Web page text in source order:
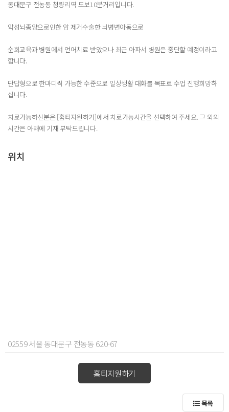
동대문구 전농동 청량리역 도보10분거리입니다.
악성뇌종양으로인한 암 제거수술한 뇌병변아동으로
순회교육과 병원에서 언어치료 받았으나 최근 아파서 병원은 중단할 예정이라고
합니다.
단답형으로 한마디씩 가능한 수준으로 일상생활 대화를 목표로 수업 진행희망하
십니다.
치료가능하신분은 [홈티지원하기]에서 치료가능시간을 선택하여 주세요. 그 외의
시간은 아래에 기재 부탁드립니다.
위치
02559 서울 동대문구 전농동 620-67
홈티지원하기
목록